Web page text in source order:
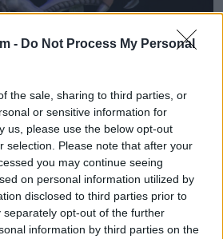
- Do Not Process My Personal
the sale, sharing to third parties, or
or sensitive information for
us, please use the below opt-out
selection. Please note that after your
you may continue seeing
on personal information utilized by
disclosed to third parties prior to
separately opt-out of the further
information by third parties on the
cirks Cirque du Soleil savu krāšņāko
Rīgā; labākā dāvana ir brīnums!